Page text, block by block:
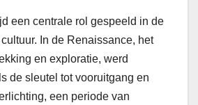
een centrale rol gespeeld in de
In de Renaissance, het
en exploratie, werd
de sleutel tot vooruitgang en
een periode van